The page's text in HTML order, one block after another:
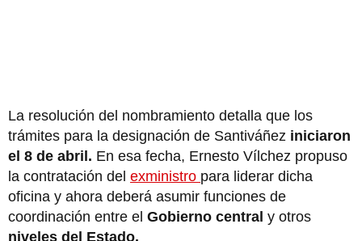
La resolución del nombramiento detalla que los
trámites para la designación de Santiváñez iniciaron
el 8 de abril. En esa fecha, Ernesto Vílchez propuso
la contratación del exministro para liderar dicha
oficina y ahora deberá asumir funciones de
coordinación entre el Gobierno central y otros
niveles del Estado.